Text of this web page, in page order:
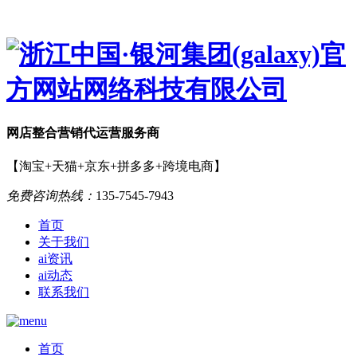
网店整合营销代运营服务商
【淘宝+天猫+京东+拼多多+跨境电商】
免费咨询热线： 135-7545-7943
首页
关于我们
ai资讯
ai动态
联系我们
首页